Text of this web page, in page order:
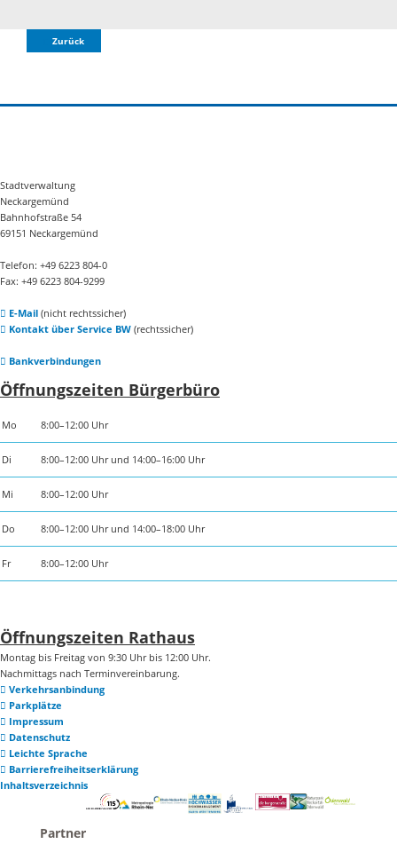
Zurück
Stadtverwaltung
Neckargemünd
Bahnhofstraße 54
69151 Neckargemünd
Telefon: +49 6223 804-0
Fax: +49 6223 804-9299
E-Mail(nicht rechtssicher)
Kontakt über Service BW(rechtssicher)
Bankverbindungen
Öffnungszeiten Bürgerbüro
Mo 8:00–12:00 Uhr
Di 8:00–12:00 Uhr und 14:00–16:00 Uhr
Mi 8:00–12:00 Uhr
Do 8:00–12:00 Uhr und 14:00–18:00 Uhr
Fr 8:00–12:00 Uhr
Öffnungszeiten Rathaus
Montag bis Freitag von 9:30 Uhr bis 12:00 Uhr.
Nachmittags nach Terminvereinbarung.
Verkehrsanbindung
Parkplätze
Impressum
Datenschutz
Leichte Sprache
Barrierefreiheitserklärung
Inhaltsverzeichnis